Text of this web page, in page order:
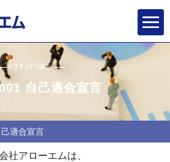
FEATURE
自己適合宣言
適合宣言
社アローエムは、